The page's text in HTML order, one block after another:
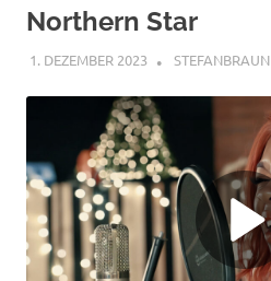
Northern Star
1. DEZEMBER 2023 STEFANBRAUN